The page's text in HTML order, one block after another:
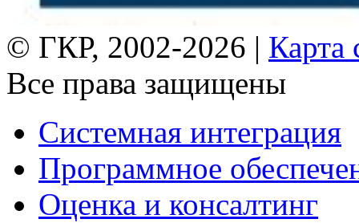
© ГКР, 2002-2026 | Карта
Все права защищены
Системная интеграция
Программное
Оценка и консалтинг